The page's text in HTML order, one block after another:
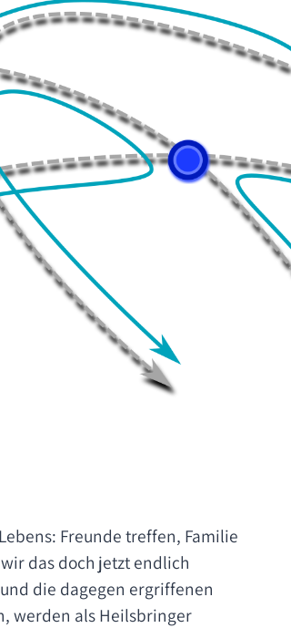
Freunde treffen, Familie
das doch jetzt endlich
die dagegen ergriffenen
werden als Heilsbringer